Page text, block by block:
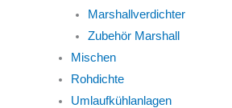
Marshallverdichter
Zubehör Marshall
Mischen
Rohdichte
Umlaufkühlanlagen